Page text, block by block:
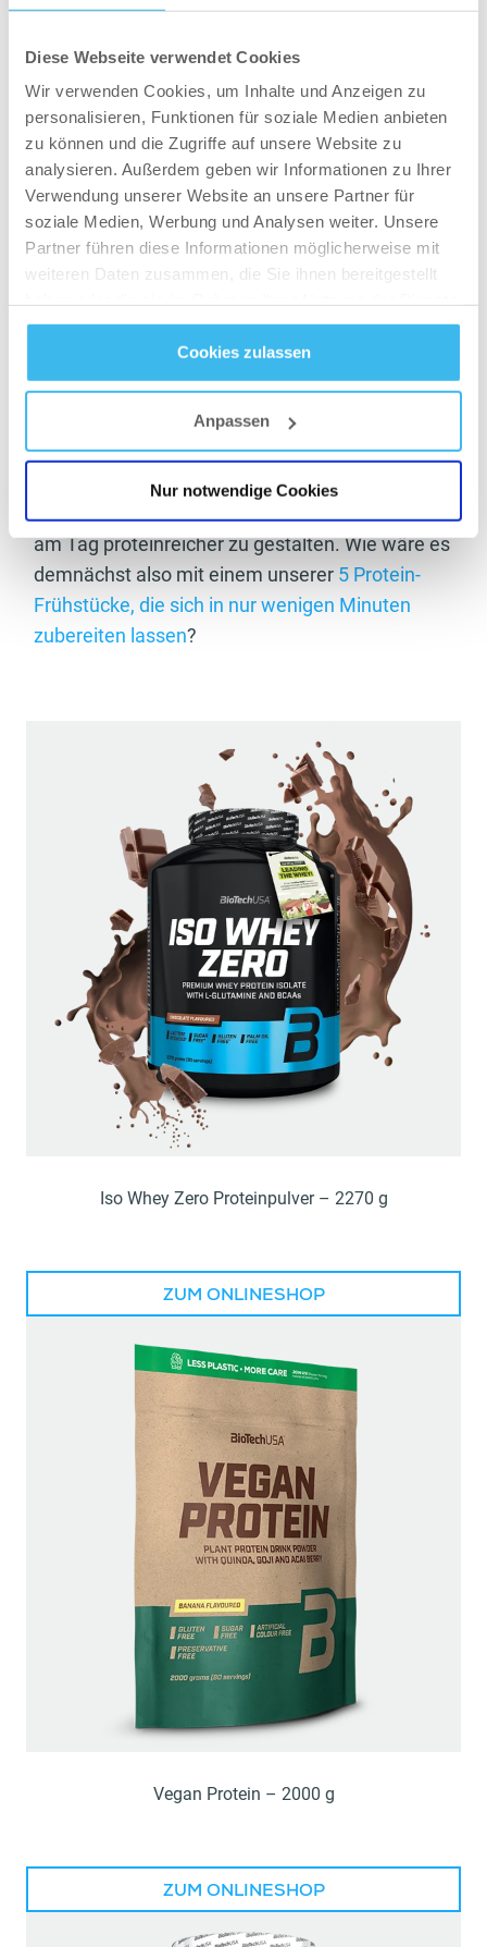
Diese Webseite verwendet Cookies
Wir verwenden Cookies, um Inhalte und Anzeigen zu
personalisieren, Funktionen für soziale Medien anbieten
zu können und die Zugriffe auf unsere Website zu
analysieren. Außerdem geben wir Informationen zu Ihrer
Verwendung unserer Website an unsere Partner für
soziale Medien, Werbung und Analysen weiter. Unsere
Partner führen diese Informationen möglicherweise mit
weiteren Daten zusammen, die Sie ihnen bereitgestellt
gesammelt haben.
Datenschutz- undCookie-Richtlinien
Cookies zulassen
Anpassen
Nur notwendige Cookies
Fettquelle auszutauschen.
1.2. Steigere deine Proteinzufuhr.
Nicht nur beim Muskelaufbau helfen Proteine
dabei, das gewünschte Ziel zu erreichen. Denn
auch wer Körperfett verlieren will, sollte auf eine
erhöhte Proteinzufuhr setzen. In der Regel
sollten daher mindestens 2 bis 2,5 Gramm pro
Kilo Körpergewicht am Tag in die Mahlzeiten
Protein-Pulver , Sojaprodukte und
Eier.
Oft reicht es sogar schon, ein oder zwei Gerichte
am Tag proteinreicher zu gestalten. Wie wäre es
demnächst also mit einem unserer 5 Protein-
Frühstücke, die sich in nur wenigen Minuten
zubereiten lassen?
Iso Whey Zero Proteinpulver – 2270 g
ZUM ONLINESHOP
Vegan Protein – 2000 g
ZUM ONLINESHOP